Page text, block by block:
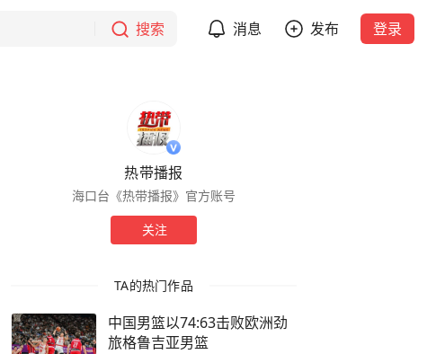
搜索 消息 发布 登录
热带播报
海口台《热带播报》官方账号
关注
TA的热门作品
中国男篮以74:63击败欧洲劲
旅格鲁吉亚男篮